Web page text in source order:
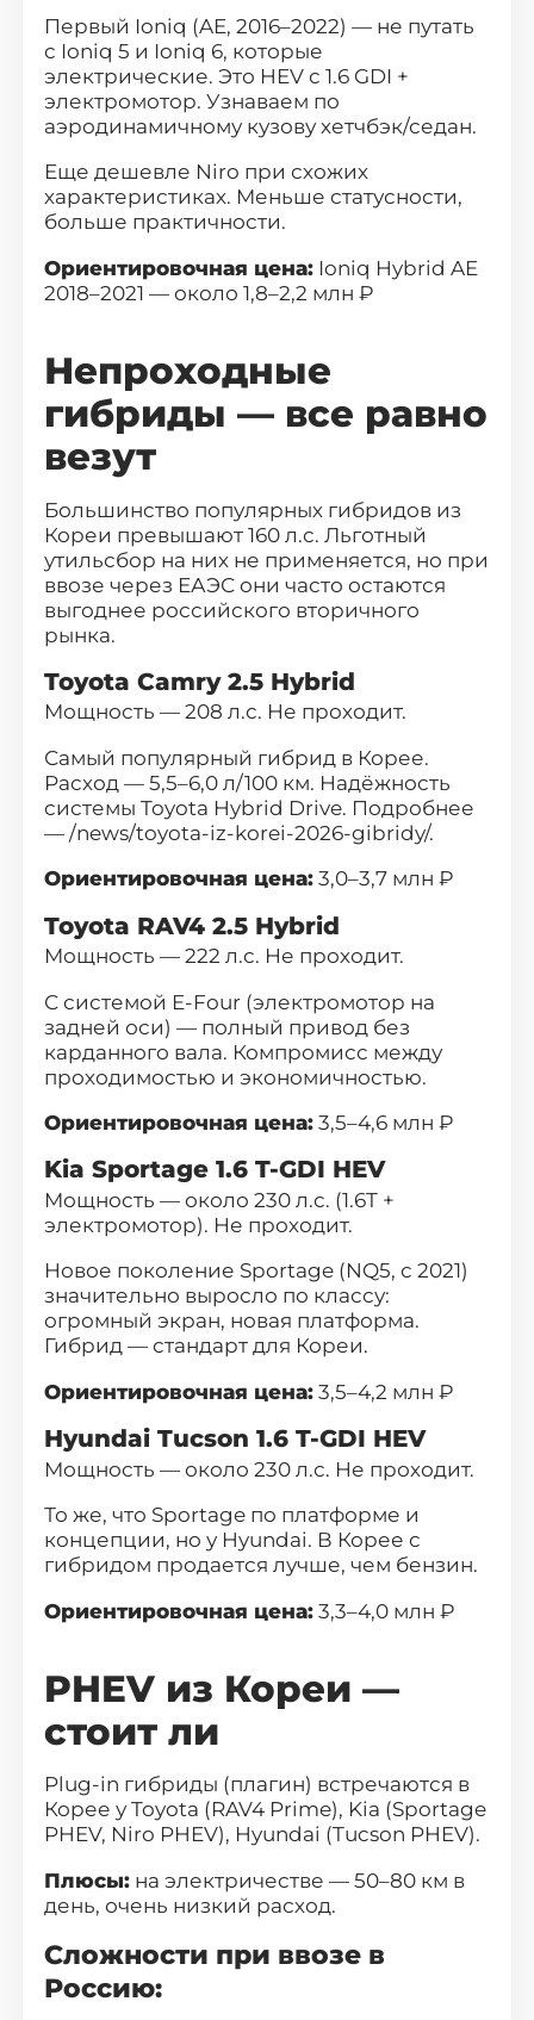
Первый Ioniq (AE, 2016–2022) — не путать
с Ioniq 5 и Ioniq 6, которые
электрические. Это HEV с 1.6 GDI +
электромотор. Узнаваем по
аэродинамичному кузову хетчбэк/седан.
Еще дешевле Niro при схожих
характеристиках. Меньше статусности,
больше практичности.
Ориентировочная цена: Ioniq Hybrid AE
2018–2021 — около 1,8–2,2 млн ₽
Непроходные
гибриды — все равно
везут
Большинство популярных гибридов из
Кореи превышают 160 л.с. Льготный
утильсбор на них не применяется, но при
ввозе через ЕАЭС они часто остаются
выгоднее российского вторичного
рынка.
Toyota Camry 2.5 Hybrid
Мощность — 208 л.с. Не проходит.
Самый популярный гибрид в Корее.
Расход — 5,5–6,0 л/100 км. Надёжность
системы Toyota Hybrid Drive. Подробнее
— /news/toyota-iz-korei-2026-gibridy/.
Ориентировочная цена:3,0–3,7 млн ₽
Toyota RAV4 2.5 Hybrid
Мощность — 222 л.с. Не проходит.
С системой E-Four (электромотор на
задней оси) — полный привод без
карданного вала. Компромисс между
проходимостью и экономичностью.
Ориентировочная цена:3,5–4,6 млн ₽
Kia Sportage 1.6 T-GDI HEV
Мощность — около 230 л.с. (1.6T +
электромотор). Не проходит.
Новое поколение Sportage (NQ5, с 2021)
значительно выросло по классу:
огромный экран, новая платформа.
Гибрид — стандарт для Кореи.
Ориентировочная цена:3,5–4,2 млн ₽
Hyundai Tucson 1.6 T-GDI HEV
Мощность — около 230 л.с. Не проходит.
То же, что Sportage по платформе и
концепции, но у Hyundai. В Корее с
гибридом продается лучше, чем бензин.
Ориентировочная цена:3,3–4,0 млн ₽
PHEV из Кореи —
стоит ли
Plug-in гибриды (плагин) встречаются в
Корее у Toyota (RAV4 Prime), Kia (Sportage
PHEV, Niro PHEV), Hyundai (Tucson PHEV).
Плюсы: на электричестве — 50–80 км в
день, очень низкий расход.
Сложности при ввозе в
Россию:
Выберитесвой город